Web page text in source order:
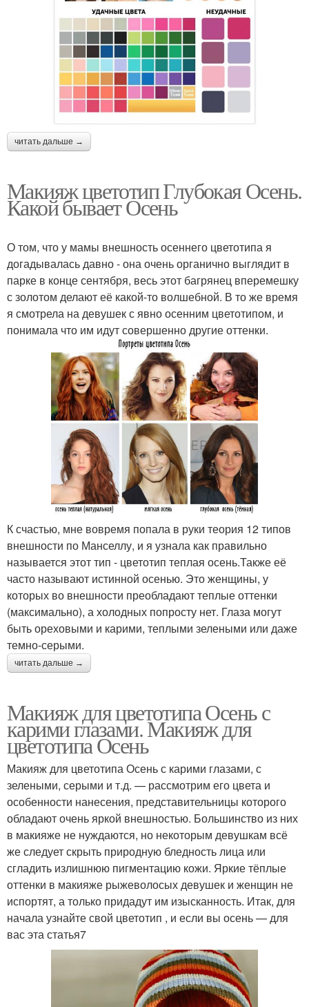
читать дальше →
Макияж цветотип Глубокая Осень.
Какой бывает Осень
О том, что у мамы внешность осеннего цветотипа я
догадывалась давно - она очень органично выглядит в
парке в конце сентября, весь этот багрянец вперемешку
с золотом делают её какой-то волшебной. В то же время
я смотрела на девушек с явно осенним цветотипом, и
понимала что им идут совершенно другие оттенки.
К счастью, мне вовремя попала в руки теория 12 типов
внешности по Манселлу, и я узнала как правильно
называется этот тип - цветотип теплая осень.Также её
часто называют истинной осенью. Это женщины, у
которых во внешности преобладают теплые оттенки
(максимально), а холодных попросту нет. Глаза могут
быть ореховыми и карими, теплыми зелеными или даже
темно-серыми.
читать дальше →
Макияж для цветотипа Осень с
карими глазами. Макияж для
цветотипа Осень
Макияж для цветотипа Осень с карими глазами, с
зелеными, серыми и т.д. — рассмотрим его цвета и
особенности нанесения, представительницы которого
обладают очень яркой внешностью. Большинство из них
в макияже не нуждаются, но некоторым девушкам всё
же следует скрыть природную бледность лица или
сгладить излишнюю пигментацию кожи. Яркие тёплые
оттенки в макияже рыжеволосых девушек и женщин не
испортят, а только придадут им изысканность. Итак, для
начала узнайте свой цветотип , и если вы осень — для
вас эта статья7